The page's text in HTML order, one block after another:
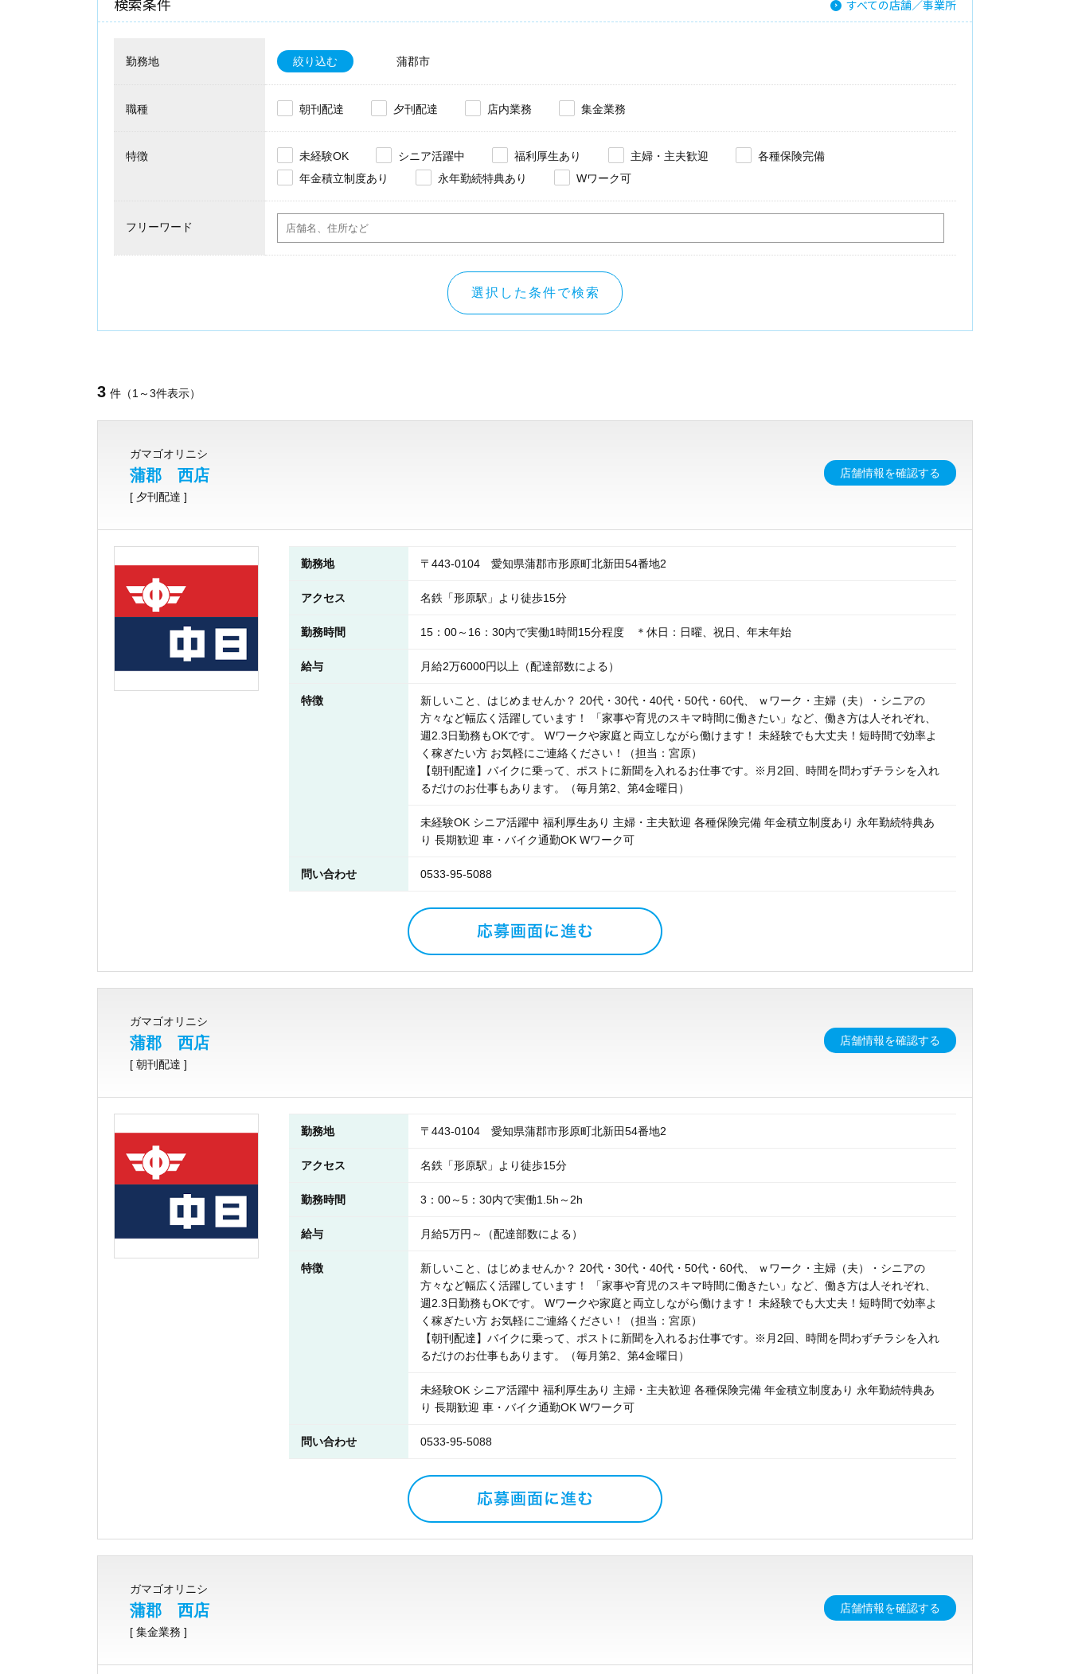
すべての店舗／事業所
勤務地 絞り込む 蒲郡市
職種 朝刊配達 夕刊配達 店内業務 集金業務
特徴 未経験OK シニア活躍中 福利厚生あり 主婦・主夫歓迎
各種保険完備
年金積立制度あり
永年勤続特典あり Wワーク可
フリーワード
選択した条件で検索
3 件（1～3件表示）
ガマゴオリニシ
蒲郡 西店
[ 夕刊配達 ]
店舗情報を確認する
勤務地 〒443-0104 愛知県蒲郡市形原町北新田54番地2
アクセス 名鉄「形原駅」より徒歩15分
勤務時間 15：00～16：30内で実働1時間15分程度 ＊休日：日曜、祝日、年末年始
給与 月給2万6000円以上（配達部数による）
特徴
新しいこと、はじめませんか？ 20代・30代・40代・50代・60代、 ｗワーク・主婦（夫）・シニアの
方々など幅広く活躍しています！ 「家事や育児のスキマ時間に働きたい」など、働き方は人それぞれ、
週2.3日勤務もOKです。 Wワークや家庭と両立しながら働けます！ 未経験でも大丈夫！短時間で効率よ
く稼ぎたい方 お気軽にご連絡ください！（担当：宮原）
【朝刊配達】バイクに乗って、ポストに新聞を入れるお仕事です。※月2回、時間を問わずチラシを入れ
るだけのお仕事もあります。（毎月第2、第4金曜日）
未経験OK シニア活躍中 福利厚生あり 主婦・主夫歓迎 各種保険完備 年金積立制度あり 永年勤続特典あ
り 長期歓迎 車・バイク通勤OK Wワーク可
問い合わせ 0533-95-5088
ガマゴオリニシ
蒲郡 西店
[ 朝刊配達 ]
店舗情報を確認する
勤務地 〒443-0104 愛知県蒲郡市形原町北新田54番地2
アクセス 名鉄「形原駅」より徒歩15分
勤務時間 3：00～5：30内で実働1.5h～2h
給与 月給5万円～（配達部数による）
特徴
新しいこと、はじめませんか？ 20代・30代・40代・50代・60代、 ｗワーク・主婦（夫）・シニアの
方々など幅広く活躍しています！ 「家事や育児のスキマ時間に働きたい」など、働き方は人それぞれ、
週2.3日勤務もOKです。 Wワークや家庭と両立しながら働けます！ 未経験でも大丈夫！短時間で効率よ
く稼ぎたい方 お気軽にご連絡ください！（担当：宮原）
【朝刊配達】バイクに乗って、ポストに新聞を入れるお仕事です。※月2回、時間を問わずチラシを入れ
るだけのお仕事もあります。（毎月第2、第4金曜日）
未経験OK シニア活躍中 福利厚生あり 主婦・主夫歓迎 各種保険完備 年金積立制度あり 永年勤続特典あ
り 長期歓迎 車・バイク通勤OK Wワーク可
問い合わせ 0533-95-5088
ガマゴオリニシ
蒲郡 西店
[ 集金業務 ]
店舗情報を確認する